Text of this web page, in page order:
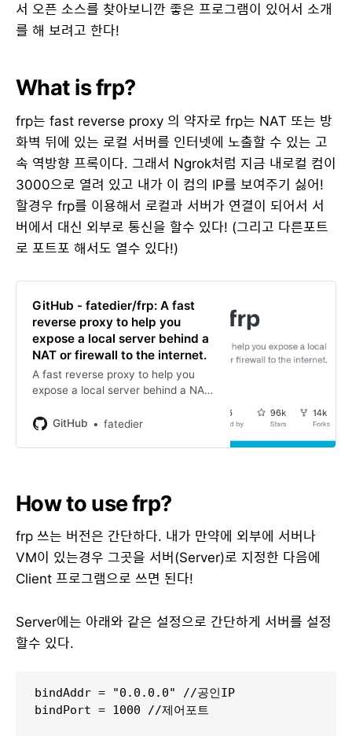
서 오픈 소스를 찾아보니깐 좋은 프로그램이 있어서 소개
를 해 보려고 한다!
What is frp?
frp는 fast reverse proxy 의 약자로 frp는 NAT 또는 방
화벽 뒤에 있는 로컬 서버를 인터넷에 노출할 수 있는 고
속 역방향 프록이다. 그래서 Ngrok처럼 지금 내로컬 컴이
3000으로 열려 있고 내가 이 컴의 IP를 보여주기 싫어!
할경우 frp를 이용해서 로컬과 서버가 연결이 되어서 서
버에서 대신 외부로 통신을 할수 있다! (그리고 다른포트
로 포트포 해서도 열수 있다!)
GitHub - fatedier/frp: A fast
reverse proxy to help you
expose a local server behind a
NAT or firewall to the internet.
A fast reverse proxy to help you
expose a local server behind a NAT
fatedier/frp
GitHub fatedier
How to use frp?
frp 쓰는 버전은 간단하다. 내가 만약에 외부에 서버나
VM이 있는경우 그곳을 서버(Server)로 지정한 다음에
Client 프로그램으로 쓰면 된다!
Server에는 아래와 같은 설정으로 간단하게 서버를 설정
할수 있다.
bindAddr = "0.0.0.0" //공인IP
bindPort = 1000 //제어포트